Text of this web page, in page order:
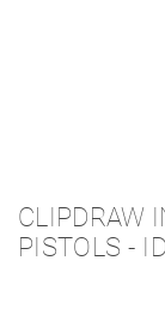
CLIPDRAW
PISTOLS -